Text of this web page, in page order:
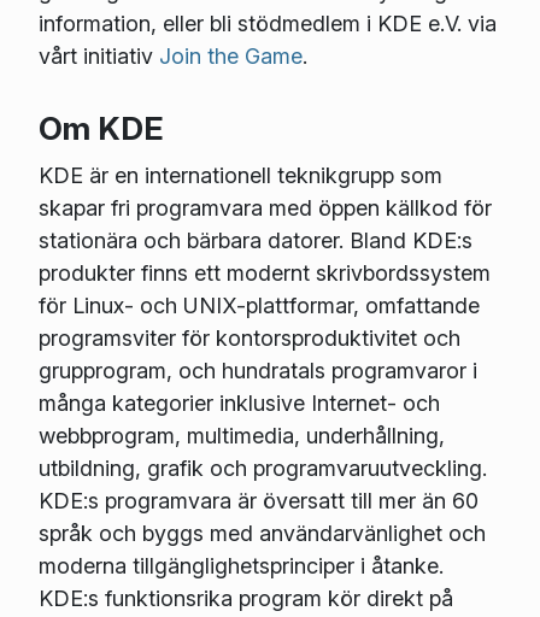
information, eller bli stödmedlem i KDE e.V. via
vårt initiativ Join the Game.
Om KDE
KDE är en internationell teknikgrupp som
skapar fri programvara med öppen källkod för
stationära och bärbara datorer. Bland KDE:s
produkter finns ett modernt skrivbordssystem
för Linux- och UNIX-plattformar, omfattande
programsviter för kontorsproduktivitet och
grupprogram, och hundratals programvaror i
många kategorier inklusive Internet- och
webbprogram, multimedia, underhållning,
utbildning, grafik och programvaruutveckling.
KDE:s programvara är översatt till mer än 60
språk och byggs med användarvänlighet och
moderna tillgänglighetsprinciper i åtanke.
KDE:s funktionsrika program kör direkt på